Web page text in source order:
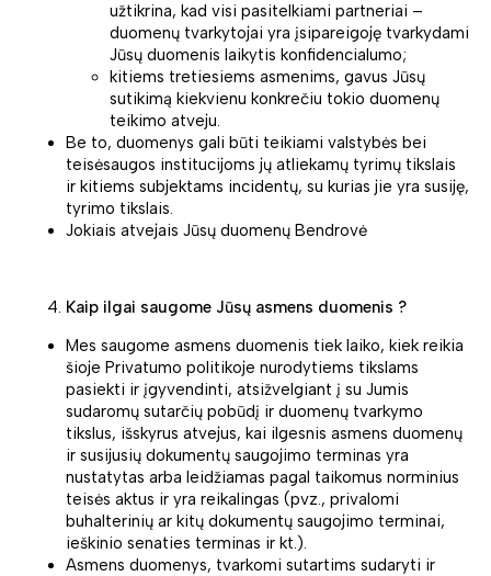
užtikrina, kad visi pasitelkiami partneriai –
duomenų tvarkytojai yra įsipareigoję tvarkydami
Jūsų duomenis laikytis konfidencialumo;
kitiems tretiesiems asmenims, gavus Jūsų
sutikimą kiekvienu konkrečiu tokio duomenų
teikimo atveju.
Be to, duomenys gali būti teikiami valstybės bei
teisėsaugos institucijoms jų atliekamų tyrimų tikslais
ir kitiems subjektams incidentų, su kurias jie yra susiję,
tyrimo tikslais.
Jokiais atvejais Jūsų duomenų Bendrovė
Kaip ilgai saugome Jūsų asmens duomenis ?
Mes saugome asmens duomenis tiek laiko, kiek reikia
šioje Privatumo politikoje nurodytiems tikslams
pasiekti ir įgyvendinti, atsižvelgiant į su Jumis
sudaromų sutarčių pobūdį ir duomenų tvarkymo
tikslus, išskyrus atvejus, kai ilgesnis asmens duomenų
ir susijusių dokumentų saugojimo terminas yra
nustatytas arba leidžiamas pagal taikomus norminius
teisės aktus ir yra reikalingas (pvz., privalomi
buhalterinių ar kitų dokumentų saugojimo terminai,
ieškinio senaties terminas ir kt.).
Asmens duomenys, tvarkomi sutartims sudaryti ir